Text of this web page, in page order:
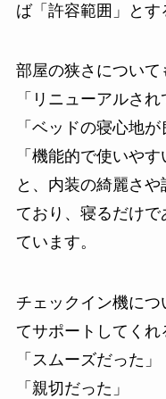
ば「許容範囲」とす
部屋の狭さについて
「リニューアルされ
「ベッドの寝心地が
「機能的で使いやす
と、内装の綺麗さ
ており、寝るだけ
ています。
チェックイン機に
てサポートしてくれ
「スムーズだった」
「親切だった」